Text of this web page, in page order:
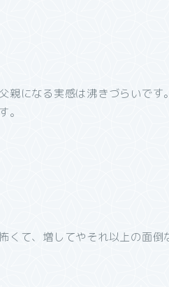
になる実感は沸きづらいです。
。
くて、増してやそれ以上の面倒